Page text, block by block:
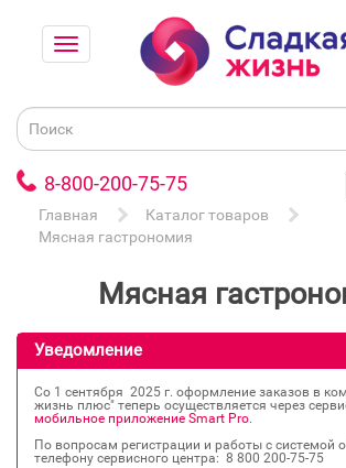
8-800-200-75-75
Главная
Каталог товаров
Мясная гастрономия
Мясная
Уведомление
Со 1 сентября 2025 г. оформление заказов в
жизнь плюс" теперь осуществляется через
мобильное приложение Smart Pro.
По вопросам регистрации и работы с системой
телефону сервисного центра: 8 800 200‐75‐75